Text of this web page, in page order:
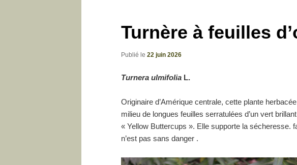
Turnère à feuilles
Publié le 22 juin 2026
Turnera ulmifolia L.
Originaire d’Amérique centrale, cette plante
milieu de longues feuilles serratulées d’un vert
« Yellow Buttercups ». Elle supporte la sécheresse.
n’est pas sans danger .